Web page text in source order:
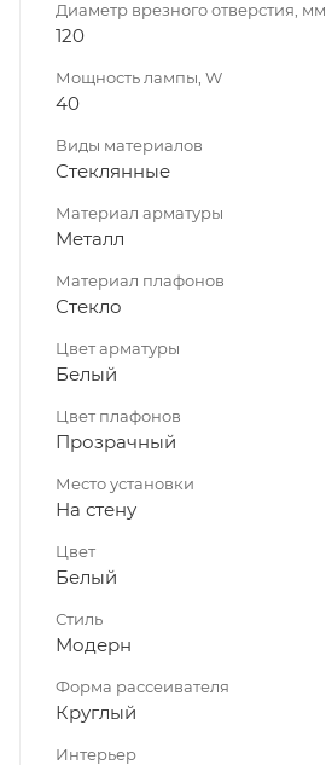
Диаметр врезного отверстия, мм
120
Мощность лампы, W
40
Виды материалов
Стеклянные
Материал арматуры
Металл
Материал плафонов
Стекло
Цвет арматуры
Белый
Цвет плафонов
Прозрачный
Место установки
На стену
Цвет
Белый
Стиль
Модерн
Форма рассеивателя
Круглый
Интерьер